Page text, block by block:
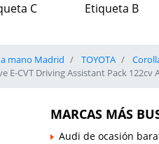
C Etiqueta B
mano Madrid TOYOTA
E-CVT Driving Assistant Pack
MARCAS MÁS
Audi de ocasión